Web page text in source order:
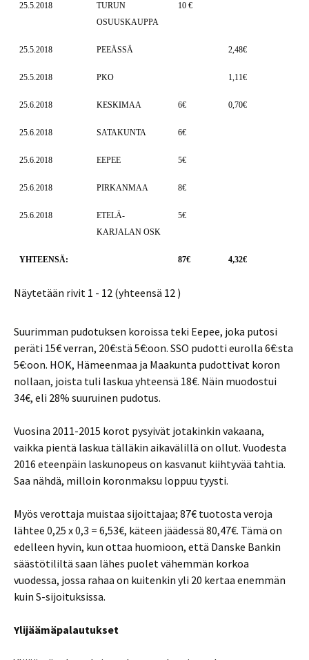
25.5.2018
TURUN
OSUUSKAUPPA
10 €
25.5.2018 PEEÄSSÄ 2,48€
25.5.2018 PKO 1,11€
25.6.2018 KESKIMAA 6€ 0,70€
25.6.2018 SATAKUNTA 6€
25.6.2018 EEPEE 5€
25.6.2018 PIRKANMAA 8€
25.6.2018
ETELÄ-
KARJALAN OSK
5€
YHTEENSÄ: 87€ 4,32€
Näytetään rivit 1 - 12 (yhteensä 12 )
Suurimman pudotuksen koroissa teki Eepee, joka putosi
peräti 15€ verran, 20€:stä 5€:oon. SSO pudotti eurolla 6€:sta
5€:oon. HOK, Hämeenmaa ja Maakunta pudottivat koron
nollaan, joista tuli laskua yhteensä 18€. Näin muodostui
34€, eli 28% suuruinen pudotus.
Vuosina 2011-2015 korot pysyivät jotakinkin vakaana,
vaikka pientä laskua tälläkin aikavälillä on ollut. Vuodesta
2016 eteenpäin laskunopeus on kasvanut kiihtyvää tahtia.
Saa nähdä, milloin koronmaksu loppuu tyysti.
Myös verottaja muistaa sijoittajaa; 87€ tuotosta veroja
lähtee 0,25 x 0,3 = 6,53€, käteen jäädessä 80,47€. Tämä on
edelleen hyvin, kun ottaa huomioon, että Danske Bankin
säästötililtä saan lähes puolet vähemmän korkoa
vuodessa, jossa rahaa on kuitenkin yli 20 kertaa enemmän
kuin S-sijoituksissa.
Ylijäämäpalautukset